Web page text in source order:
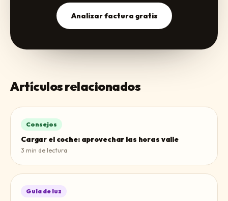
Analizar factura gratis
Artículos relacionados
Consejos
Cargar el coche: aprovechar las horas valle
3 min de lectura
Guía de luz